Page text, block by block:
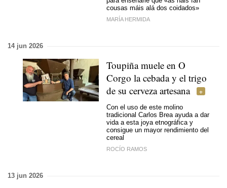
cousas máis alá dos coidados»
MARÍA HERMIDA
14 jun 2026
Toupiña muele en O
Corgo la cebada y el trigo
de su cerveza artesana
Con el uso de este molino
tradicional Carlos Brea ayuda a dar
vida a esta joya etnográfica y
consigue un mayor rendimiento del
cereal
ROCÍO RAMOS
13 jun 2026